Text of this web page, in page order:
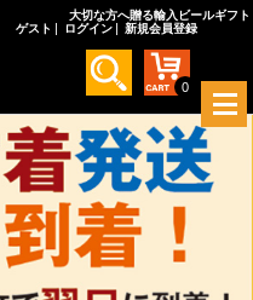
大切な方へ贈る輸入ビールギフト
ゲスト
ログイン 新規会員登録
0
メ
ニ
ュ
ー
を